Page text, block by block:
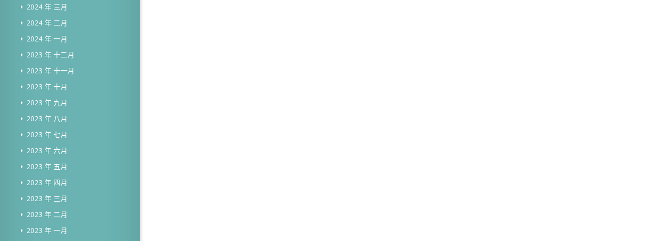
2024 年 三月
2024 年 二月
2024 年 一月
2023 年 十二月
2023 年 十一月
2023 年 十月
2023 年 九月
2023 年 八月
2023 年 七月
2023 年 六月
2023 年 五月
2023 年 四月
2023 年 三月
2023 年 二月
2023 年 一月